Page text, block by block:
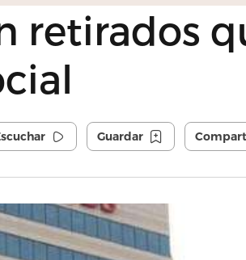
retirados
Guardar